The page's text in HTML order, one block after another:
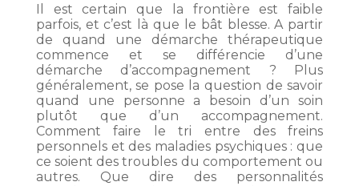
Il est certain que la frontière est faible
parfois, et c’est là que le bât blesse. A partir
de quand une démarche thérapeutique
commence et se différencie d’une
démarche d’accompagnement ? Plus
généralement, se pose la question de savoir
quand une personne a besoin d’un soin
plutôt que d’un accompagnement.
Comment faire le tri entre des freins
personnels et des maladies psychiques : que
ce soient des troubles du comportement ou
autres. Que dire des personnalités